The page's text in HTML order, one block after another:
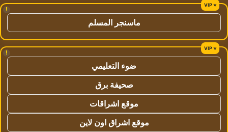
!
ماسنجر المسلم
!
ضوء التعليمي
صحيفة برق
موقع اشراقات
موقع اشراق اون لاين